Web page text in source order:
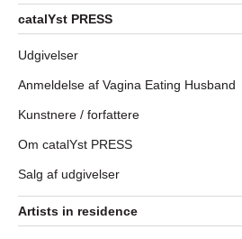
catalYst PRESS
Udgivelser
Anmeldelse af Vagina Eating Husband
Kunstnere / forfattere
Om catalYst PRESS
Salg af udgivelser
Artists in residence